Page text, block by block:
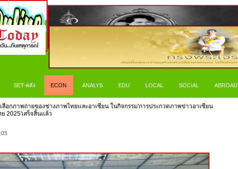
SET-คลัง ECON ANALYS EDU LOCAL SOCIAL ABROAD
อกภาพถ่ายของช่างภาพไทยและอาเซียน ในกิจกรรม'การประกวดภาพข่าวอาเซียน
2025'เสร็จสิ้นแล้ว